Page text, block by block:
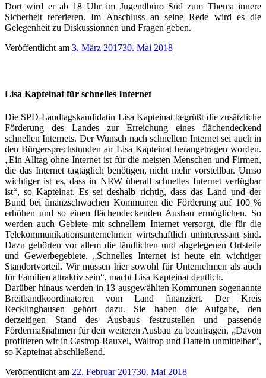
Dort wird er ab 18 Uhr im Jugendbüro Süd zum Thema innere
Sicherheit referieren. Im Anschluss an seine Rede wird es die
Gelegenheit zu Diskussionnen und Fragen geben.
Veröffentlicht am 3. März 201730. Mai 2018
Lisa Kapteinat für schnelles Internet
Die SPD-Landtagskandidatin Lisa Kapteinat begrüßt die zusätzliche
Förderung des Landes zur Erreichung eines flächendeckend
schnellen Internets. Der Wunsch nach schnellem Internet sei auch in
den Bürgersprechstunden an Lisa Kapteinat herangetragen worden.
„Ein Alltag ohne Internet ist für die meisten Menschen und Firmen,
die das Internet tagtäglich benötigen, nicht mehr vorstellbar. Umso
wichtiger ist es, dass in NRW überall schnelles Internet verfügbar
ist“, so Kapteinat. Es sei deshalb richtig, dass das Land und der
Bund bei finanzschwachen Kommunen die Förderung auf 100 %
erhöhen und so einen flächendeckenden Ausbau ermöglichen. So
werden auch Gebiete mit schnellem Internet versorgt, die für die
Telekommunikationsunternehmen wirtschaftlich uninteressant sind.
Dazu gehörten vor allem die ländlichen und abgelegenen Ortsteile
und Gewerbegebiete. „Schnelles Internet ist heute ein wichtiger
Standortvorteil. Wir müssen hier sowohl für Unternehmen als auch
für Familien attraktiv sein“, macht Lisa Kapteinat deutlich.
Darüber hinaus werden in 13 ausgewählten Kommunen sogenannte
Breitbandkoordinatoren vom Land finanziert. Der Kreis
Recklinghausen gehört dazu. Sie haben die Aufgabe, den
derzeitigen Stand des Ausbaus festzustellen und passende
Fördermaßnahmen für den weiteren Ausbau zu beantragen. „Davon
profitieren wir in Castrop-Rauxel, Waltrop und Datteln unmittelbar“,
so Kapteinat abschließend.
Veröffentlicht am 22. Februar 201730. Mai 2018